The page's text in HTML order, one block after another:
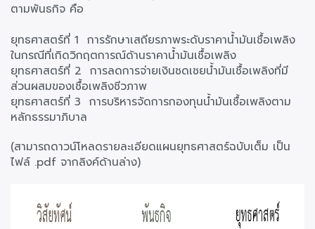
ตามพันธกิจ คือ
ยุทธศาสตร์ที่ 1 การรักษาเสถียรภาพระดับราคาน้ำมันเชื้อเพลิง
ในกรณีที่เกิดวิกฤตการณ์ด้านราคาน้ำมันเชื้อเพลิง
ยุทธศาสตร์ที่ 2 การลดการจ่ายเงินชดเชยน้ำมันเชื้อเพลิงที่มี
ส่วนผสมของเชื้อเพลิงชีวภาพ
ยุทธศาสตร์ที่ 3 การบริหารจัดการกองทุนน้ำมันเชื้อเพลิงตาม
หลักธรรมาภิบาล
(สามารถดาวน์โหลดรายละเอียดแผนยุทธศาสตร์ฉบับเต็ม เป็น
ไฟล์ .pdf จากลิงค์ด้านล่าง)
ประกอบ